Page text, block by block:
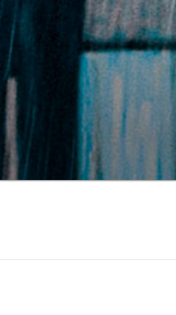
para
o
conteúdo